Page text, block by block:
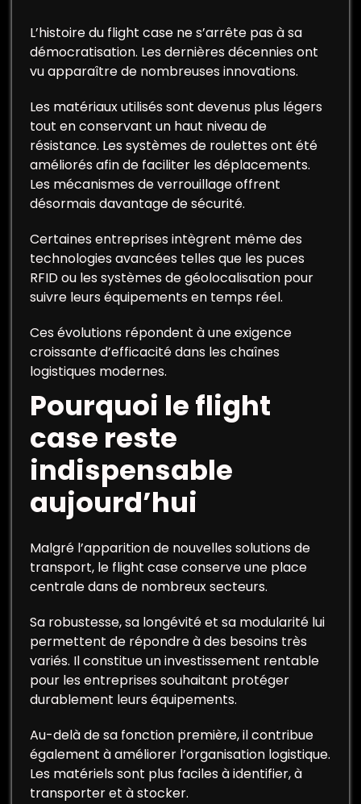
L’histoire du flight case ne s’arrête pas à sa
démocratisation. Les dernières décennies ont
vu apparaître de nombreuses innovations.
Les matériaux utilisés sont devenus plus légers
tout en conservant un haut niveau de
résistance. Les systèmes de roulettes ont été
améliorés afin de faciliter les déplacements.
Les mécanismes de verrouillage offrent
désormais davantage de sécurité.
Certaines entreprises intègrent même des
technologies avancées telles que les puces
RFID ou les systèmes de géolocalisation pour
suivre leurs équipements en temps réel.
Ces évolutions répondent à une exigence
croissante d’efficacité dans les chaînes
logistiques modernes.
Pourquoi le flight
case reste
indispensable
aujourd’hui
Malgré l’apparition de nouvelles solutions de
transport, le flight case conserve une place
centrale dans de nombreux secteurs.
Sa robustesse, sa longévité et sa modularité lui
permettent de répondre à des besoins très
variés. Il constitue un investissement rentable
pour les entreprises souhaitant protéger
durablement leurs équipements.
Au-delà de sa fonction première, il contribue
également à améliorer l’organisation logistique.
Les matériels sont plus faciles à identifier, à
transporter et à stocker.